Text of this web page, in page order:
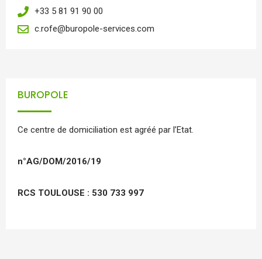
+33 5 81 91 90 00
c.rofe@buropole-services.com
BUROPOLE
Ce centre de domiciliation est agréé par l’Etat.
n°AG/DOM/2016/19
RCS TOULOUSE : 530 733 997